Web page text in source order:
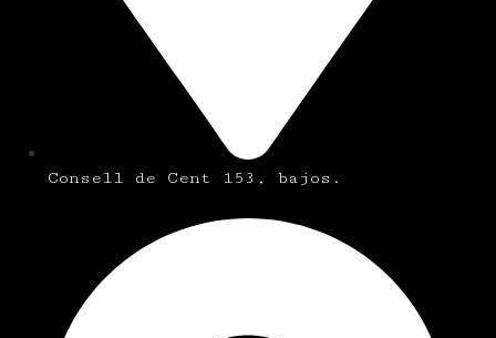
Consell de Cent 153, bajos.